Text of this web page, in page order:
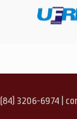
(84) 3206-6974 |